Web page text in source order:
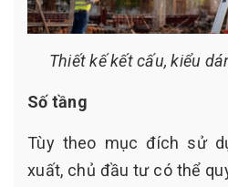
Thiết kế kết cấu, kiểu
Số tầng
Tùy theo mục đích sử
xuất, chủ đầu tư có thể